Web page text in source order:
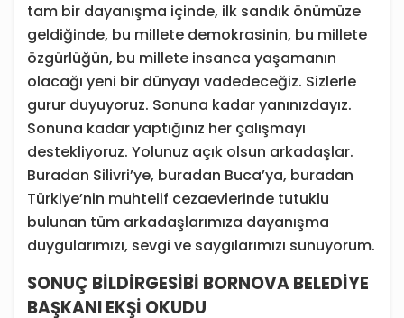
tam bir dayanışma içinde, ilk sandık önümüze
geldiğinde, bu millete demokrasinin, bu millete
özgürlüğün, bu millete insanca yaşamanın
olacağı yeni bir dünyayı vadedeceğiz. Sizlerle
gurur duyuyoruz. Sonuna kadar yanınızdayız.
Sonuna kadar yaptığınız her çalışmayı
destekliyoruz. Yolunuz açık olsun arkadaşlar.
Buradan Silivri’ye, buradan Buca’ya, buradan
Türkiye’nin muhtelif cezaevlerinde tutuklu
bulunan tüm arkadaşlarımıza dayanışma
duygularımızı, sevgi ve saygılarımızı sunuyorum.
SONUÇ BİLDİRGESİBİ BORNOVA BELEDİYE
BAŞKANI EKŞİ OKUDU